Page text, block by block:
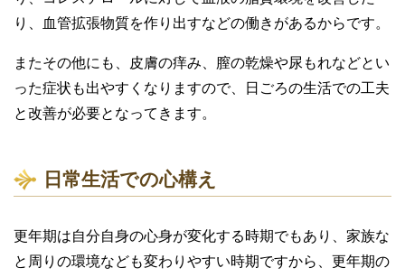
り、血管拡張物質を作り出すなどの働きがあるからです。
またその他にも、皮膚の痒み、膣の乾燥や尿もれなどとい
った症状も出やすくなりますので、日ごろの生活での工夫
と改善が必要となってきます。
日常生活での心構え
更年期は自分自身の心身が変化する時期でもあり、家族な
と周りの環境なども変わりやすい時期ですから、更年期の